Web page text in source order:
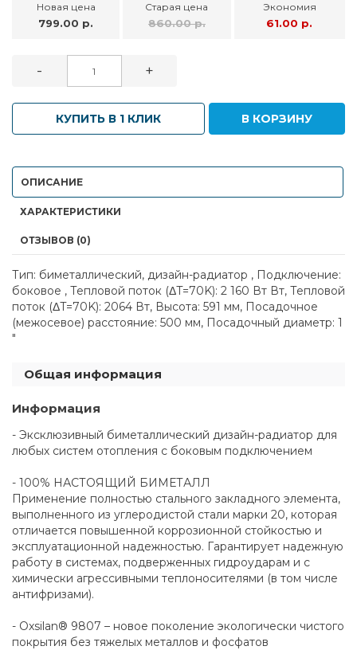
Новая цена
799.00 р.
Старая цена
860.00 р.
Экономия
61.00 р.
- +
КУПИТЬ В 1 КЛИК В КОРЗИНУ
ОПИСАНИЕ
ХАРАКТЕРИСТИКИ
ОТЗЫВОВ (0)
Тип: биметаллический, дизайн-радиатор , Подключение:
боковое , Тепловой поток (ΔT=70K): 2 160 Вт Вт, Тепловой
поток (ΔT=70K): 2064 Вт, Высота: 591 мм, Посадочное
(межосевое) расстояние: 500 мм, Посадочный диаметр: 1
"
Общая информация
Информация
- Эксклюзивный биметаллический дизайн-радиатор для
любых систем отопления с боковым подключением
- 100% НАСТОЯЩИЙ БИМЕТАЛЛ
Применение полностью стального закладного элемента,
выполненного из углеродистой стали марки 20, которая
отличается повышенной коррозионной стойкостью и
эксплуатационной надежностью. Гарантирует надежную
работу в системах, подверженных гидроударам и с
химически агрессивными теплоносителями (в том числе
антифризами).
- Oxsilan® 9807 – новое поколение экологически чистого
покрытия без тяжелых металлов и фосфатов